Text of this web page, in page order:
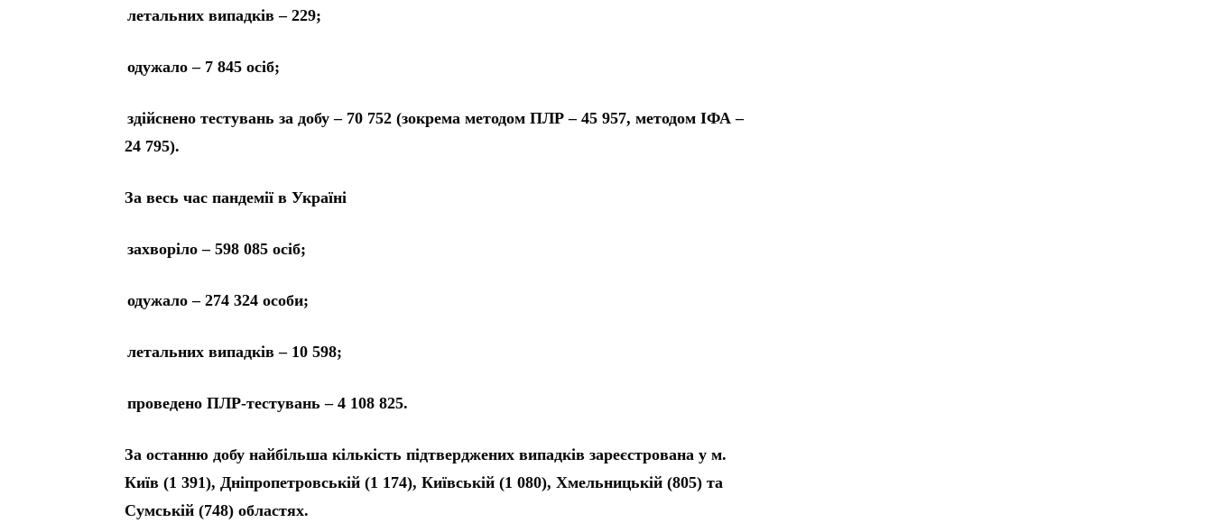
летальних випадків – 229;
одужало – 7 845 осіб;
здійснено тестувань за добу – 70 752 (зокрема методом ПЛР – 45 957, методом ІФА –
24 795).
За весь час пандемії в Україні
захворіло – 598 085 осіб;
одужало – 274 324 особи;
летальних випадків – 10 598;
проведено ПЛР-тестувань – 4 108 825.
За останню добу найбільша кількість підтверджених випадків зареєстрована у м.
Київ (1 391), Дніпропетровській (1 174), Київській (1 080), Хмельницькій (805) та
Сумській (748) областях.